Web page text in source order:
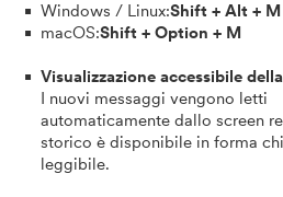
Windows / Linux:Shift + Alt + M
macOS:Shift + Option + M
Visualizzazione accessibile
I nuovi messaggi vengono letti
automaticamente dallo screen
storico è disponibile in forma
leggibile.